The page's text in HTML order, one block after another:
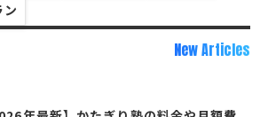
ン
New Articles